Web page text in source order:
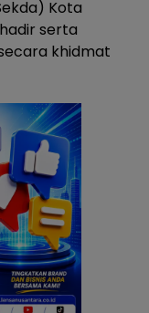
Kota
serta
khidmat